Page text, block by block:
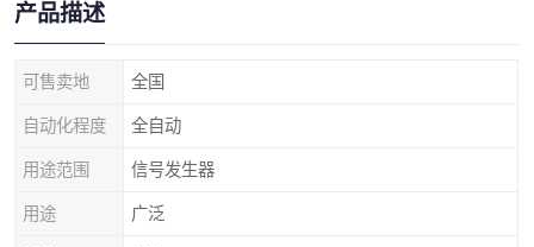
产品描述
可售卖地 全国
自动化程度 全自动
用途范围 信号发生器
用途 广泛